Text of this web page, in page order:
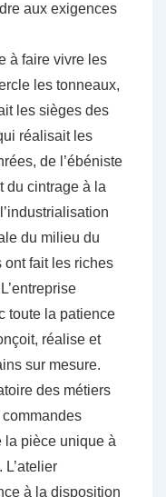
aux exigences
à faire vivre les
les tonneaux,
les sièges des
réalisait les
de l’ébéniste
du cintrage à la
du milieu du
ont fait les riches
toute la patience
réalise et
sur mesure.
des métiers
la pièce unique à
L’atelier
à la disposition